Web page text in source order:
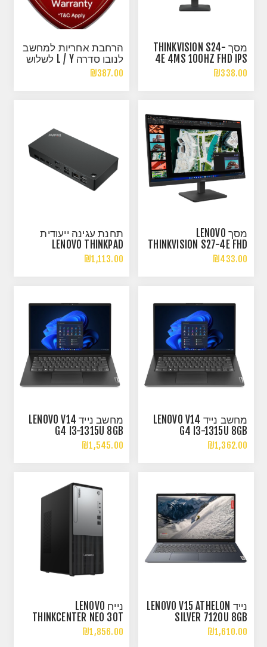
מסך THINKVISION S24-
4E 4MS 100HZ FHD IPS
23.8 HDMI VGA BLACK
₪338.00
הרחבת אחריות למחשב
לנובו סדרה L / Y לשלוש
שנים באתר לקוח
₪387.00
מסך LENOVO
THINKVISION S27-4E FHD
IPS 100HZ 4MS VESA
₪433.00
תחנת עגינה ייעודית
LENOVO THINKPAD
UNIVERSAL USB-C DOCK
₪1,113.00
מחשב נייד LENOVO V14
G4 I3-1315U 8GB
256NVME FHD DOS
₪1,362.00
מחשב נייד LENOVO V14
G4 I3-1315U 8GB
512NVME FHD DOS
₪1,545.00
נייד LENOVO V15 ATHELON
SILVER 7120U 8GB
256NVME 15.6 FHD DOS
₪1,610.00
נייח LENOVO
THINKCENTER NEO 30T
GEN 5 I3-1315U 8GB
256NVME DOS
₪1,856.00